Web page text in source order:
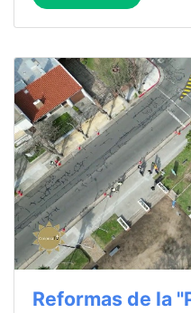
Reformas de la